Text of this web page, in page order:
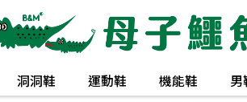
洞洞鞋 運動鞋 機能鞋 男